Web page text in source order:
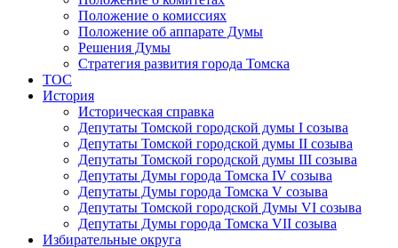
Положение о комиссиях
Положение об аппарате Думы
Решения Думы
Стратегия развития города Томска
ТОС
История
Историческая справка
Депутаты Томской городской думы I созыва
Депутаты Томской городской думы II созыва
Депутаты Томской городской думы III созыва
Депутаты Думы города Томска IV созыва
Депутаты Думы города Томска V созыва
Депутаты Томской городской Думы VI созыва
Депутаты Думы города Томска VII созыва
Избирательные округа